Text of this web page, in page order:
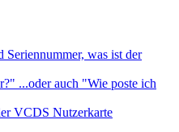
was ist der
...oder auch "Wie poste ich
VCDS Nutzerkarte